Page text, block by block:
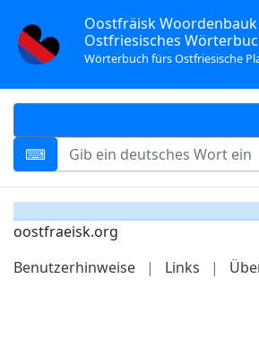
Oostfräisk Woordenbauk
Ostfriesisches
Wörterbuch fürs Ostfriesische
oostfraeisk.org
Benutzerhinweise
| Links |